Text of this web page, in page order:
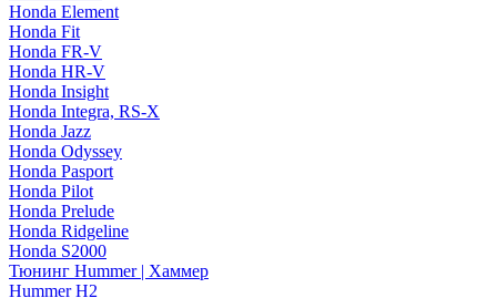
Honda Element
Honda Fit
Honda FR-V
Honda HR-V
Honda Insight
Honda Integra, RS-X
Honda Jazz
Honda Odyssey
Honda Pasport
Honda Pilot
Honda Prelude
Honda Ridgeline
Honda S2000
Тюнинг Hummer | Хаммер
Hummer H2